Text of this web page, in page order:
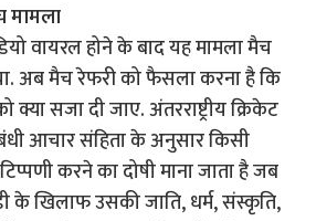
मामला
वायरल होने के बाद यह मामला मैच
अब मैच रेफरी को फैसला करना है कि
क्या सजा दी जाए. अंतरराष्ट्रीय क्रिकेट
आचार संहिता के अनुसार किसी
करने का दोषी माना जाता है जब
के खिलाफ उसकी जाति, धर्म, संस्कृति,